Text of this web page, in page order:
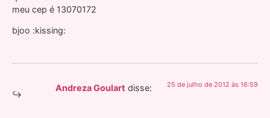
meu cep é 13070172
bjoo :kissing:
Andreza Goulart disse: 25 de julho de 2012 às 16:59